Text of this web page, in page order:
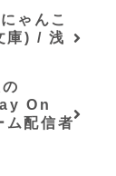
ゃんこ
庫) / 浅
On
配信者